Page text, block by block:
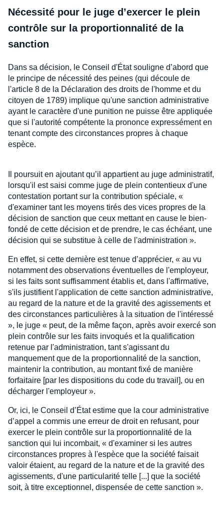
Nécessité pour le juge d’exercer le plein
contrôle sur la proportionnalité de la
sanction
Dans sa décision, le Conseil d'État souligne d’abord que
le principe de nécessité des peines (qui découle de
l'article 8 de la Déclaration des droits de l'homme et du
citoyen de 1789) implique qu'une sanction administrative
ayant le caractère d'une punition ne puisse être appliquée
que si l'autorité compétente la prononce expressément en
tenant compte des circonstances propres à chaque
espèce.
Il poursuit en ajoutant qu’il appartient au juge administratif,
lorsqu'il est saisi comme juge de plein contentieux d'une
contestation portant sur la contribution spéciale, «
d'examiner tant les moyens tirés des vices propres de la
décision de sanction que ceux mettant en cause le bien-
fondé de cette décision et de prendre, le cas échéant, une
décision qui se substitue à celle de l'administration ».
En effet, si cette dernière est tenue d’apprécier, « au vu
notamment des observations éventuelles de l'employeur,
si les faits sont suffisamment établis et, dans l'affirmative,
s'ils justifient l'application de cette sanction administrative,
au regard de la nature et de la gravité des agissements et
des circonstances particulières à la situation de l'intéressé
», le juge « peut, de la même façon, après avoir exercé son
plein contrôle sur les faits invoqués et la qualification
retenue par l'administration, tant s'agissant du
manquement que de la proportionnalité de la sanction,
maintenir la contribution, au montant fixé de manière
forfaitaire [par les dispositions du code du travail], ou en
décharger l'employeur ».
Or, ici, le Conseil d’État estime que la cour administrative
d’appel a commis une erreur de droit en refusant, pour
exercer le plein contrôle sur la proportionnalité de la
sanction qui lui incombait, « d'examiner si les autres
circonstances propres à l'espèce que la société faisait
valoir étaient, au regard de la nature et de la gravité des
agissements, d'une particularité telle [...] que la société
soit, à titre exceptionnel, dispensée de cette sanction ».